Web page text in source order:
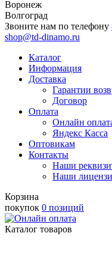
Воронеж
Волгоград
Звоните нам по телефону
shop@td-dinamo.ru
Каталог
Информация
Доставка
Гарантии
Договор
Оплата
Онлайн
Яндекс Касса
Оптовикам
Контакты
Наши
Наши
Корзина
покупок 0 позиций
Каталог товаров